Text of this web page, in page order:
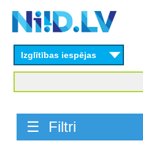
content
Izglītības iespējas
☰ Filtri